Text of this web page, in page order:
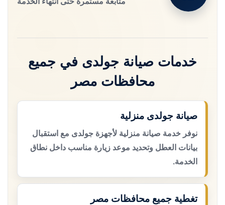
خدمات صيانة جولدى في جميع
محافظات مصر
صيانة جولدى منزلية
نوفر خدمة صيانة منزلية لأجهزة جولدى مع استقبال
بيانات العطل وتحديد موعد زيارة مناسب داخل نطاق
الخدمة.
تغطية جميع محافظات مصر